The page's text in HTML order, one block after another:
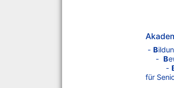
- B
- B
-
für